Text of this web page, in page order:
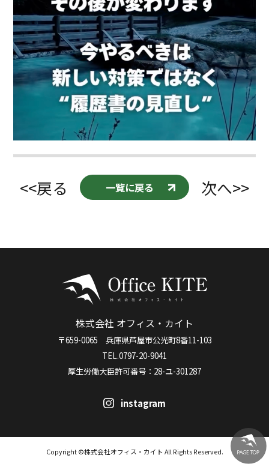
<<戻る 一覧に戻る 次へ>>
株式会社 オフィス・カイト
〒659-0065 兵庫県芦屋市公光町8番11-103
TEL.0797-20-9041
厚生労働大臣許可番号：28-ユ-301287
instagram
Copyright ©株式会社オフィス・カイト All Rights Reserved.